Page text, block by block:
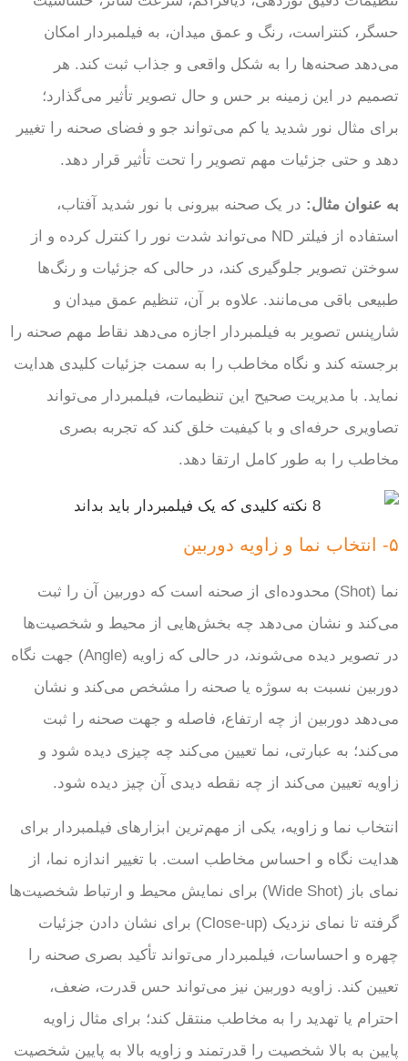
حسگر، کنتراست، رنگ و عمق میدان، به فیلمبردار امکان
می‌دهد صحنه‌ها را به شکل واقعی و جذاب ثبت کند. هر
تصمیم در این زمینه بر حس و حال تصویر تأثیر می‌گذارد؛
برای مثال نور شدید یا کم می‌تواند جو و فضای صحنه را تغییر
دهد و حتی جزئیات مهم تصویر را تحت تأثیر قرار دهد.
به عنوان مثال: در یک صحنه بیرونی با نور شدید آفتاب،
استفاده از فیلتر ND می‌تواند شدت نور را کنترل کرده و از
سوختن تصویر جلوگیری کند، در حالی که جزئیات و رنگ‌ها
طبیعی باقی می‌مانند. علاوه بر آن، تنظیم عمق میدان و
شارپنس تصویر به فیلمبردار اجازه می‌دهد نقاط مهم صحنه را
برجسته کند و نگاه مخاطب را به سمت جزئیات کلیدی هدایت
نماید. با مدیریت صحیح این تنظیمات، فیلمبردار می‌تواند
تصاویری حرفه‌ای و با کیفیت خلق کند که تجربه بصری
مخاطب را به طور کامل ارتقا دهد.
۵- انتخاب نما و زاویه دوربین
نما (Shot) محدوده‌ای از صحنه است که دوربین آن را ثبت
می‌کند و نشان می‌دهد چه بخش‌هایی از محیط و شخصیت‌ها
در تصویر دیده می‌شوند، در حالی که زاویه (Angle) جهت نگاه
دوربین نسبت به سوژه یا صحنه را مشخص می‌کند و نشان
می‌دهد دوربین از چه ارتفاع، فاصله و جهت صحنه را ثبت
می‌کند؛ به عبارتی، نما تعیین می‌کند چه چیزی دیده شود و
زاویه تعیین می‌کند از چه نقطه دیدی آن چیز دیده شود.
انتخاب نما و زاویه، یکی از مهم‌ترین ابزارهای فیلمبردار برای
هدایت نگاه و احساس مخاطب است. با تغییر اندازه نما، از
نمای باز (Wide Shot) برای نمایش محیط و ارتباط شخصیت‌ها
گرفته تا نمای نزدیک (Close-up) برای نشان دادن جزئیات
چهره و احساسات، فیلمبردار می‌تواند تأکید بصری صحنه را
تعیین کند. زاویه دوربین نیز می‌تواند حس قدرت، ضعف،
احترام یا تهدید را به مخاطب منتقل کند؛ برای مثال زاویه
پایین به بالا شخصیت را قدرتمند و زاویه بالا به پایین شخصیت